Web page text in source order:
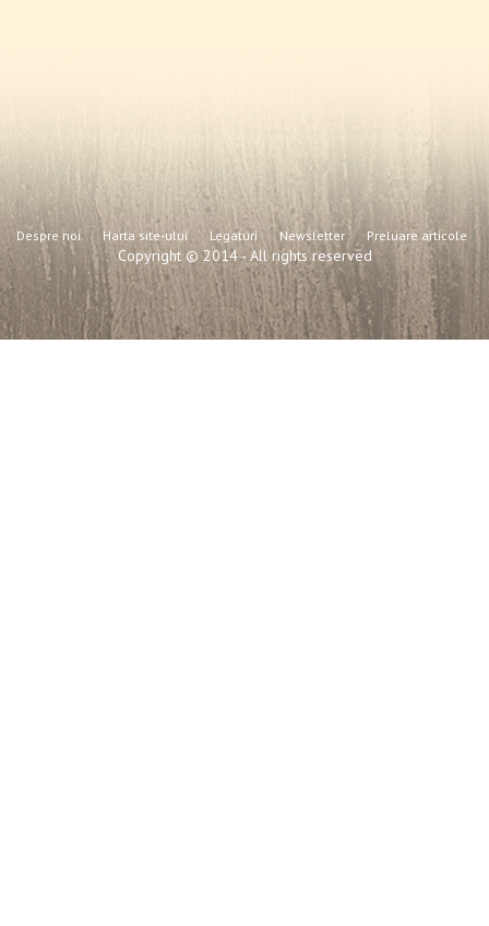
Despre noi Harta site-ului Legaturi Newsletter Preluare articole
Copyright © 2014 - All rights reserved